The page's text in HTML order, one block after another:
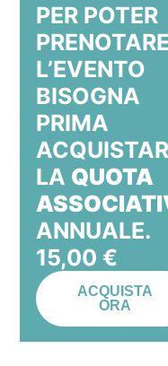
PER POTER
PRENOTARE
L’EVENTO
BISOGNA
PRIMA
LA QUOTA
ANNUALE.
15,00 €
ACQUISTA
ORA